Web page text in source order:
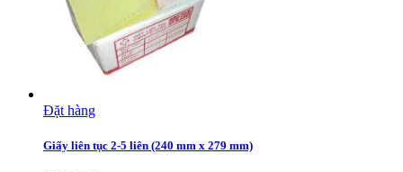
Đặt hàng
Giấy liên tục 2-5 liên (240 mm x 279 mm)